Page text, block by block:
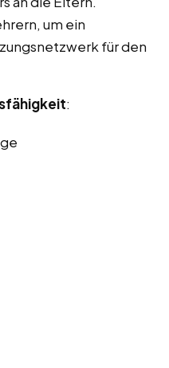
um ein
für den
: